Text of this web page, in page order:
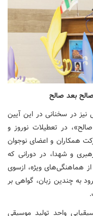
بعد صالح
نیز در سخنانی در این آیین
در تعطیلات نوروز و
همکاران و اعضای نوجوان
و شهدا، در دورانی که
هماهنگی‌های ویژه، ازسوی
به چندین زبان، گواهی بر
واحد تولید موسیقی